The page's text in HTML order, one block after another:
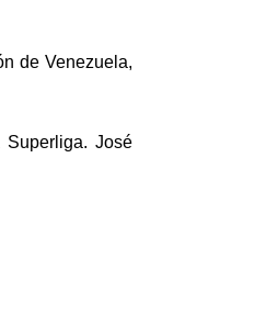
de Venezuela,
José